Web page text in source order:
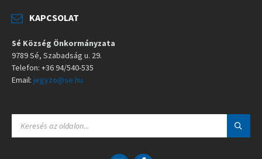
KAPCSOLAT
Sé Község Önkormányzata
9789 Sé, Szabadság u. 29.
Telefon: +36 94/540-535
Email: jegyzo@se.hu
A